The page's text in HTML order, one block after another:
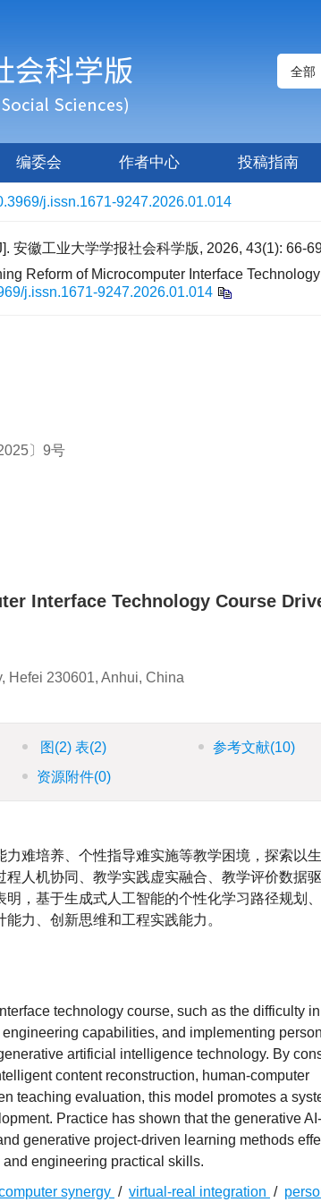
编委会 作者中心 投稿指南
j.issn.1671-9247.2026.01.014
安徽工业大学学报社会科学版, 2026, 43(1): 66-
Reform of Microcomputer Interface
j.issn.1671-9247.2026.01.014
〕9号
Interface Technology Course
Hefei 230601, Anhui, China
图 (2)表(2) 参考文献(10)
资源附件(0)
难培养、个性指导难实施等教学困境，探索以
人机协同、教学实践虚实融合、教学评价数据
，基于生成式人工智能的个性化学习路径规划
力、创新思维和工程实践能力。
technology course, such as the difficulty in
capabilities, and implementing
artificial intelligence technology. By
content reconstruction, human-computer
teaching evaluation, this model promotes a
Practice has shown that the generative
generative project-driven learning methods
engineering practical skills.
synergy / virtual-real integration /